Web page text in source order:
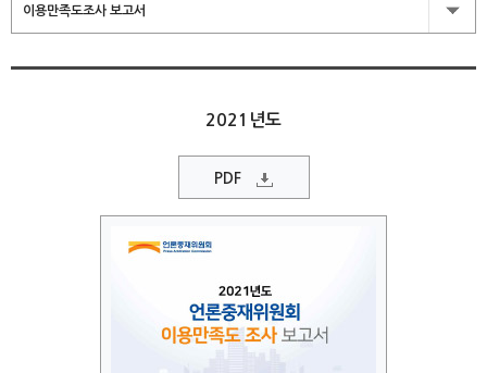
이용만족도조사 보고서
2021년도
PDF